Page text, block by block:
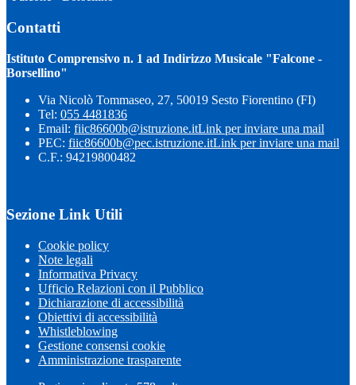
Contatti
Istituto Comprensivo n. 1 ad Indirizzo Musicale "Falcone -
Borsellino"
Via Nicolò Tommaseo, 27, 50019 Sesto Fiorentino (FI)
Tel: 055 4481836
Email: fiic86600b@istruzione.itLink per inviare una mail
PEC: fiic86600b@pec.istruzione.itLink per inviare una mail
C.F.: 94219800482
Sezione Link Utili
Cookie policy
Note legali
Informativa Privacy
Ufficio Relazioni con il Pubblico
Dichiarazione di accessibilità
Obiettivi di accessibilità
Whistleblowing
Gestione consensi cookie
Amministrazione trasparente